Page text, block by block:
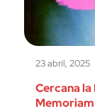
23 abril, 2025
Cercana la
Memoriam